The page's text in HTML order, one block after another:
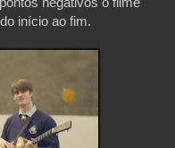
início ao fim.